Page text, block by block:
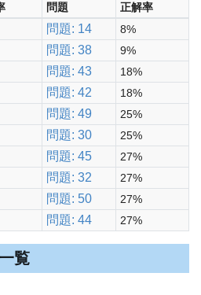
問題
正解率
問題: 14
8%
問題: 38
9%
問題: 43
18%
問題: 42
18%
問題: 49
25%
問題: 30
25%
問題: 45
27%
問題: 32
27%
問題: 50
27%
問題: 44 27%
覧